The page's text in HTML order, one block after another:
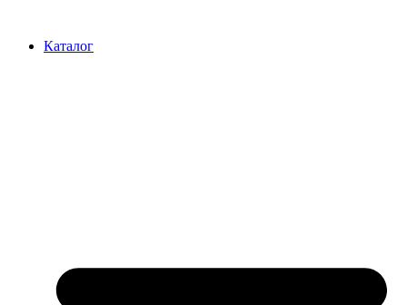
содержимому
Каталог